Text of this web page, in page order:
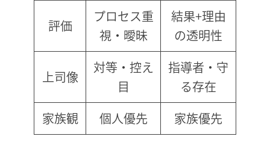
評価
プロセス重
視・曖昧
結果+理由
の透明性
上司像
対等・控え
目
指導者・守
る存在
家族観
個人優先 家族優先